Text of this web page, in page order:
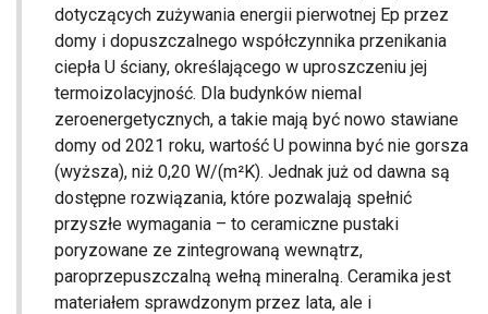
dotyczących zużywania energii pierwotnej Ep przez
domy i dopuszczalnego współczynnika przenikania
ciepła U ściany, określającego w uproszczeniu jej
termoizolacyjność. Dla budynków niemal
zeroenergetycznych, a takie mają być nowo stawiane
domy od 2021 roku, wartość U powinna być nie gorsza
(wyższa), niż 0,20 W/(m²K). Jednak już od dawna są
dostępne rozwiązania, które pozwalają spełnić
przyszłe wymagania – to ceramiczne pustaki
poryzowane ze zintegrowaną wewnątrz,
paroprzepuszczalną wełną mineralną. Ceramika jest
materiałem sprawdzonym przez lata, ale i